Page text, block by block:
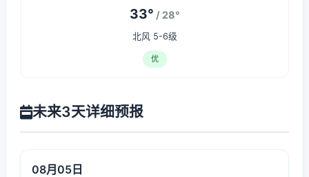
33° / 28°
北风 5-6级
优
未来3天详细预报
08月05日